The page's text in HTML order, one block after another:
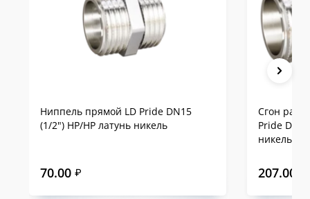
Сравнение LD Pride с
Ниппель прямой LD Pride DN15
(1/2") НР/НР латунь никель
70.00 ₽
Сгон
Pride
никель
207.00